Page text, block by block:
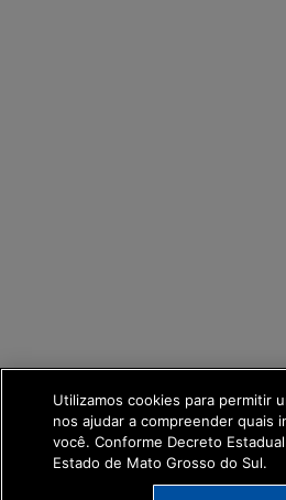
Utilizamos cookies para permitir
nos ajudar a compreender quais
você. Conforme Decreto
Estado de Mato Grosso do Sul.